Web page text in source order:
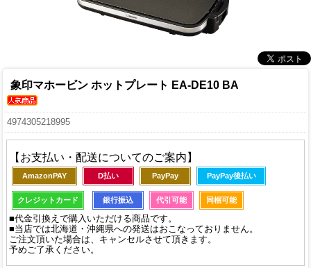
象印マホービン ホットプレート EA-DE10 BA
4974305218995
【お支払い・配送についてのご案内】
AmazonPAY D払い PayPay PayPay後払い
クレジットカード 銀行振込 代引可能 同梱可能
■代金引換えで購入いただける商品です。
■当店では北海道・沖縄県への発送はおこなっておりません。
ご注文頂いた場合は、キャンセルさせて頂きます。
予めご了承ください。